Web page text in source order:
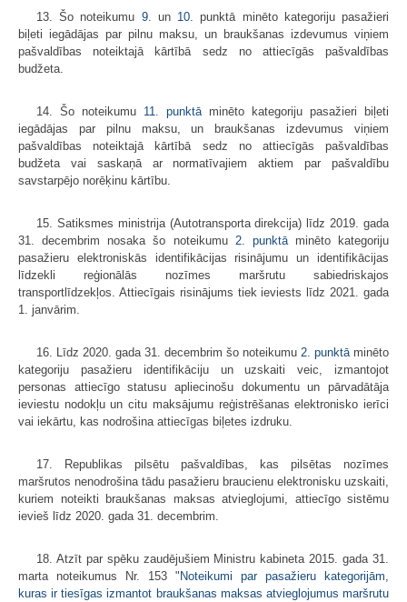
13. Šo noteikumu 9. un 10.
punktā minēto kategoriju pasažieri
biļeti iegādājas par pilnu maksu, un braukšanas izdevumus viņiem
pašvaldības noteiktajā kārtībā sedz no attiecīgās pašvaldības
budžeta.
14. Šo noteikumu 11. punktā minēto kategoriju pasažieri biļeti
iegādājas par pilnu maksu, un braukšanas izdevumus viņiem
pašvaldības noteiktajā kārtībā sedz no attiecīgās pašvaldības
budžeta vai saskaņā ar normatīvajiem aktiem par pašvaldību
savstarpējo norēķinu kārtību.
15. Satiksmes ministrija (Autotransporta direkcija) līdz 2019. gada
31. decembrim nosaka šo noteikumu 2. punktāminēto kategoriju
pasažieru elektroniskās identifikācijas risinājumu un identifikācijas
līdzekli reģionālās nozīmes maršrutu sabiedriskajos
transportlīdzekļos. Attiecīgais risinājums tiek ieviests līdz 2021. gada
1. janvārim.
16. Līdz 2020. gada 31. decembrim šo noteikumu 2. punktā minēto
kategoriju pasažieru identifikāciju un uzskaiti veic, izmantojot
personas attiecīgo statusu apliecinošu dokumentu un pārvadātāja
ieviestu nodokļu un citu maksājumu reģistrēšanas elektronisko ierīci
vai iekārtu, kas nodrošina attiecīgas biļetes izdruku.
17. Republikas pilsētu pašvaldības, kas pilsētas nozīmes
maršrutos nenodrošina tādu pasažieru braucienu elektronisku uzskaiti,
kuriem noteikti braukšanas maksas atvieglojumi, attiecīgo sistēmu
ievieš līdz 2020. gada 31. decembrim.
18. Atzīt par spēku zaudējušiem Ministru kabineta 2015. gada 31.
marta noteikumus Nr. 153 " Noteikumi par pasažieru kategorijām,
kuras ir tiesīgas izmantot braukšanas maksas atvieglojumus maršrutu